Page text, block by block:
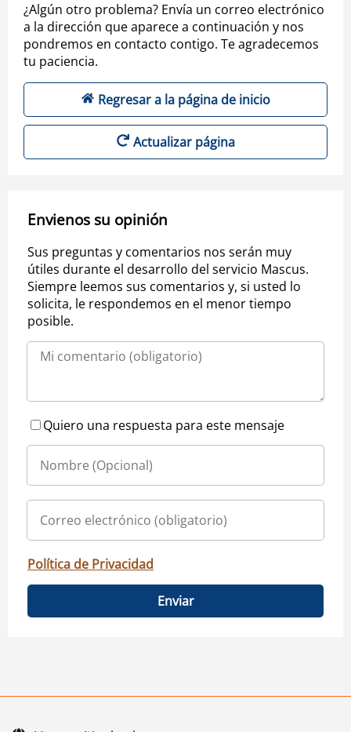
¿Algún otro problema? Envía un correo electrónico
a la dirección que aparece a continuación y nos
pondremos en contacto contigo. Te agradecemos
tu paciencia.
Regresar a la página de inicio
Actualizar página
Envienos su opinión
Sus preguntas y comentarios nos serán muy
útiles durante el desarrollo del servicio Mascus.
Siempre leemos sus comentarios y, si usted lo
solicita, le respondemos en el menor tiempo
posible.
Quiero una respuesta para este mensaje
Política de Privacidad
Enviar